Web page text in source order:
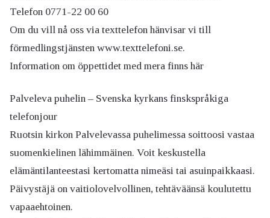
Telefon 0771-22 00 60
Om du vill nå oss via texttelefon hänvisar vi till
förmedlingstjänsten www.texttelefoni.se.
Information om öppettidet med mera finns här
Palveleva puhelin – Svenska kyrkans finskspråkiga
telefonjour
Ruotsin kirkon Palvelevassa puhelimessa soittoosi vastaa
suomenkielinen lähimmäinen. Voit keskustella
elämäntilanteestasi kertomatta nimeäsi tai asuinpaikkaasi.
Päivystäjä on vaitiolovelvollinen, tehtäväänsä koulutettu
vapaaehtoinen.